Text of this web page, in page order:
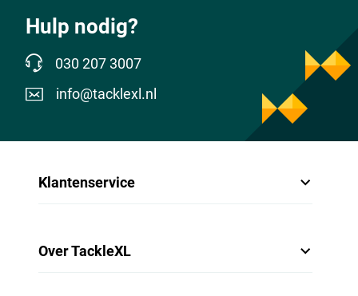
Hulp nodig?
030 207 3007
info@tacklexl.nl
Klantenservice
Over TackleXL